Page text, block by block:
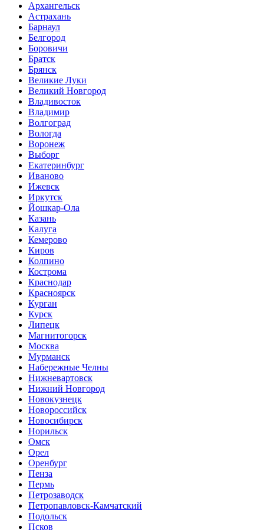
Архангельск
Астрахань
Барнаул
Белгород
Боровичи
Братск
Брянск
Великие Луки
Великий Новгород
Владивосток
Владимир
Волгоград
Вологда
Воронеж
Выборг
Екатеринбург
Иваново
Ижевск
Иркутск
Йошкар-Ола
Казань
Калуга
Кемерово
Киров
Колпино
Кострома
Краснодар
Красноярск
Курган
Курск
Липецк
Магнитогорск
Москва
Мурманск
Набережные Челны
Нижневартовск
Нижний Новгород
Новокузнецк
Новороссийск
Новосибирск
Норильск
Омск
Орел
Оренбург
Пенза
Пермь
Петрозаводск
Петропавловск-Камчатский
Подольск
Псков